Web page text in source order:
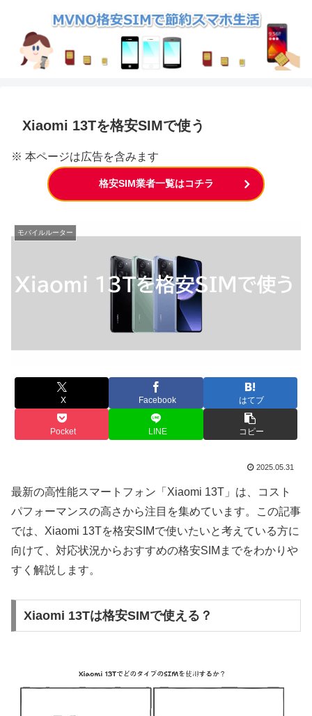
Xiaomi 13Tを格安SIMで使う
※ 本ページは広告を含みます
格安SIM業者一覧はコチラ
モバイルルーター
X Facebook はてブ
Pocket LINE コピー
2025.05.31
最新の高性能スマートフォン「Xiaomi 13T」は、コスト
パフォーマンスの高さから注目を集めています。この記事
では、Xiaomi 13Tを格安SIMで使いたいと考えている方に
向けて、対応状況からおすすめの格安SIMまでをわかりや
すく解説します。
Xiaomi 13Tは格安SIMで使える？